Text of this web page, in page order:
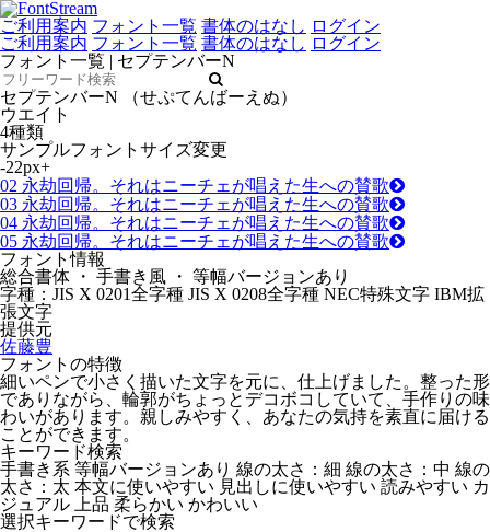
ご利用案内 フォント一覧 書体のはなし ログイン
ご利用案内 フォント一覧 書体のはなし ログイン
フォント一覧 | セプテンバーN
セプテンバーN
（せぷてんばーえぬ）
ウエイト
4種類
サンプルフォントサイズ変更
-22px+
02 永劫回帰。それはニーチェが唱えた生への賛歌
03 永劫回帰。それはニーチェが唱えた生への賛歌
04 永劫回帰。それはニーチェが唱えた生への賛歌
05 永劫回帰。それはニーチェが唱えた生への賛歌
フォント情報
総合書体 ・ 手書き風 ・ 等幅バージョンあり
字種：JIS X 0201全字種 JIS X 0208全字種 NEC特殊文字 IBM拡
張文字
提供元
佐藤豊
フォントの特徴
細いペンで小さく描いた文字を元に、仕上げました。整った形
でありながら、輪郭がちょっとデコボコしていて、手作りの味
わいがあります。親しみやすく、あなたの気持を素直に届ける
ことができます。
キーワード検索
手書き系 等幅バージョンあり 線の太さ：細 線の太さ：中 線の
太さ：太 本文に使いやすい 見出しに使いやすい 読みやすい カ
ジュアル
上品 柔らかい かわいい
選択キーワードで検索